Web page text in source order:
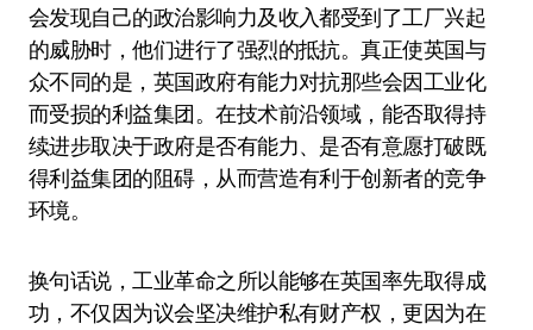
会发现自己的政治影响力及收入都受到了工厂兴起
的威胁时，他们进行了强烈的抵抗。真正使英国与
众不同的是，英国政府有能力对抗那些会因工业化
而受损的利益集团。在技术前沿领域，能否取得持
续进步取决于政府是否有能力、是否有意愿打破既
得利益集团的阻碍，从而营造有利于创新者的竞争
环境。
换句话说，工业革命之所以能够在英国率先取得成
功，不仅因为议会坚决维护私有财产权，更因为在